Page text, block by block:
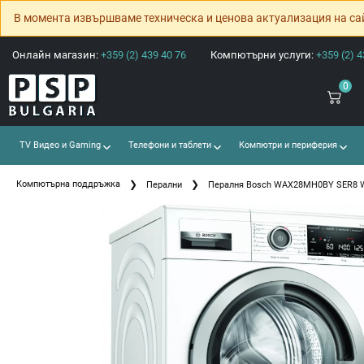
В момента извършваме техническа и ценова актуализация на
Онлайн магазин: +359 (2) 439 40 76 Компютърни услуги: +359 (2)
0
TV Видео и Gaming Телефони и таблети Компютри и периферия
Компютърна поддръжка Перални Пералня Bosch WAX28MH0BY SER8